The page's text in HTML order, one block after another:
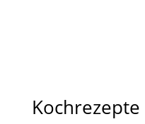
Kochrezepte